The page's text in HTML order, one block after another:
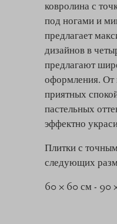
ковролина с
под ногами и
предлагает
дизайнов в
предлагают
оформления. От
приятных
пастельных
эффектно
Плитки с
следующих
60 × 60 см - 90